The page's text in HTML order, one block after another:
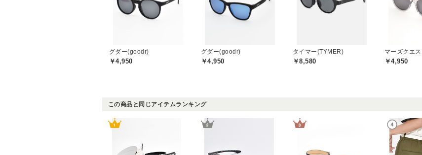
グダー(goodr)
￥4,950
グダー(goodr)
￥4,950
タイマー(TYMER)
￥8,580 ￥4,950
この商品と同じアイテムランキング